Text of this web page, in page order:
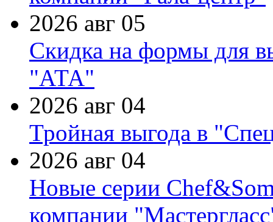
2026 авг 05
Скидка на формы для
"АТА"
2026 авг 04
Тройная выгода в
2026 авг 04
Новые серии
компании